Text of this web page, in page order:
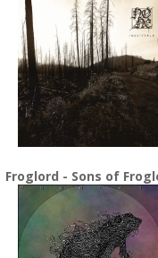
Froglord - Sons of